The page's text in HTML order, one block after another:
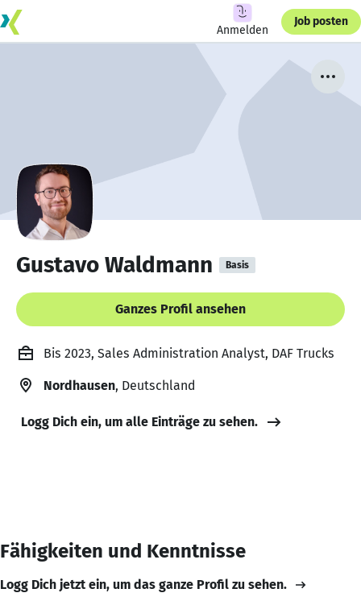
Anmelden
Job posten
Gustavo Waldmann Basis
Ganzes Profil ansehen
Bis 2023, Sales Administration Analyst, DAF Trucks
Nordhausen, Deutschland
Logg Dich ein, um alle Einträge zu sehen.
Fähigkeiten und Kenntnisse
Logg Dich jetzt ein, um das ganze Profil zu sehen.